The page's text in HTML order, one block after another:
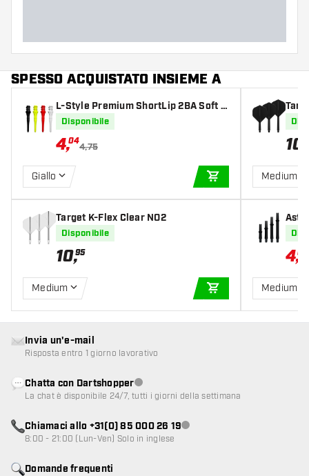
SPESSO ACQUISTATO INSIEME A
L-Style Premium ShortLip 2BA Soft T
ips
Disponibile
4,04
4,75
Giallo
AGGIUNGI AL
Target K-Flex Clear NO2
Disponibile
10,95
Medium
AGGIUNGI AL
10
Medium
ght
4,67
Medium
Domande frequenti
Invia un'e-mail
Risposta entro 1 giorno lavorativo
Chatta con DartshopperServizio clienti non disponibile
La chat è disponibile 24/7, tutti i giorni della settimana
Chiamaci allo +31(0) 85 000 26 19Servizio clienti non disponibile
8:00 - 21:00 (Lun-Ven) Solo in inglese